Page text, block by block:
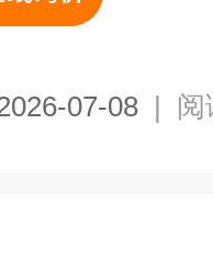
07-08 | 阅